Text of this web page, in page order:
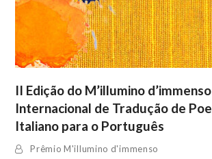
II Edição do M’illumino
Internacional de Tradução de
Italiano para o Português
Prêmio M'illumino d'immenso